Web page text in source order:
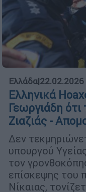
Ελλάδα|22.02.2026
Ελληνικά
Γεωργιάδη
Ζιαζιάς -
Δεν
υπουργού
τον
επίσκεψης του
Νίκαιας,